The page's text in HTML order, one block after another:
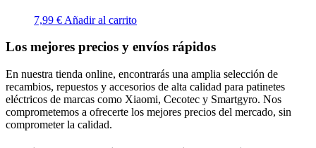
7,99 € Añadir al carrito
Los mejores precios y envíos rápidos
En nuestra tienda online, encontrarás una amplia selección de
recambios, repuestos y accesorios de alta calidad para patinetes
eléctricos de marcas como Xiaomi, Cecotec y Smartgyro. Nos
comprometemos a ofrecerte los mejores precios del mercado, sin
comprometer la calidad.